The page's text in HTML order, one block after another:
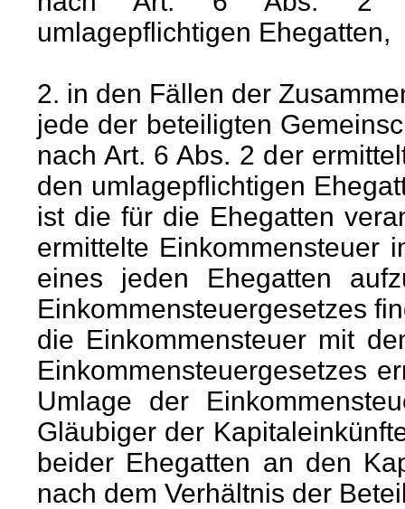
umlagepflichtigen Ehegatten,
2. in den Fällen der
jede der beteiligten
nach Art. 6 Abs. 2 der
den umlagepflichtigen
ist die für die Ehegatten
ermittelte Einkommensteuer
eines jeden Ehegatten
Einkommensteuergesetzes
die Einkommensteuer mit
Einkommensteuergesetzes
Umlage der
Gläubiger der
beider Ehegatten an den
nach dem Verhältnis der